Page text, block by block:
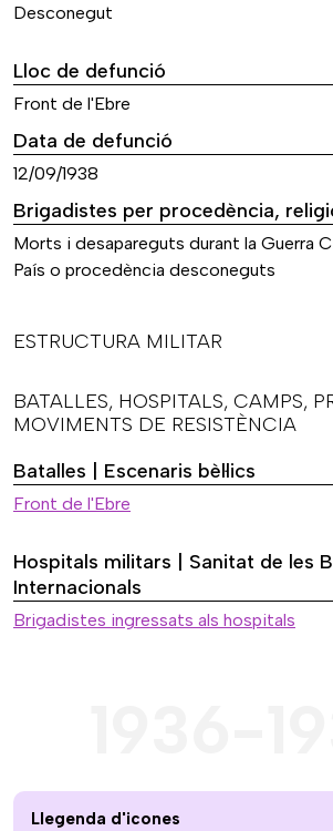
Desconegut
Lloc de defunció
Front de l'Ebre
Data de defunció
12/09/1938
Brigadistes per procedència,
Morts i desapareguts durant la Guerra
País o procedència desconeguts
ESTRUCTURA MILITAR
BATALLES, HOSPITALS, CAMPS,
MOVIMENTS DE RESISTÈNCIA
Batalles | Escenaris bèl·lics
Front de l'Ebre
Hospitals militars | Sanitat de les
Internacionals
Brigadistes ingressats als hospitals
Llegenda d'icones